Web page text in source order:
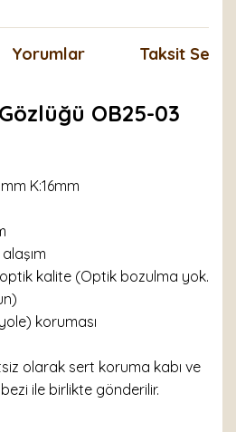
Yorumlar Taksit
OB25-03
K:16mm
kalite (Optik bozulma yok.
koruması
olarak sert koruma kabı ve
ile birlikte gönderilir.